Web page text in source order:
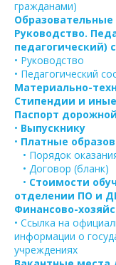
гражданами)
Руководство.
педагогический)
• Руководство
• Педагогический
Материально-
Стипендии и
Паспорт
• Выпускнику
• Платные
• Порядок
• Договор (бланк)
• Стоимости
отделении ПО и
Финансово-
• Ссылка на
информации о
учреждениях